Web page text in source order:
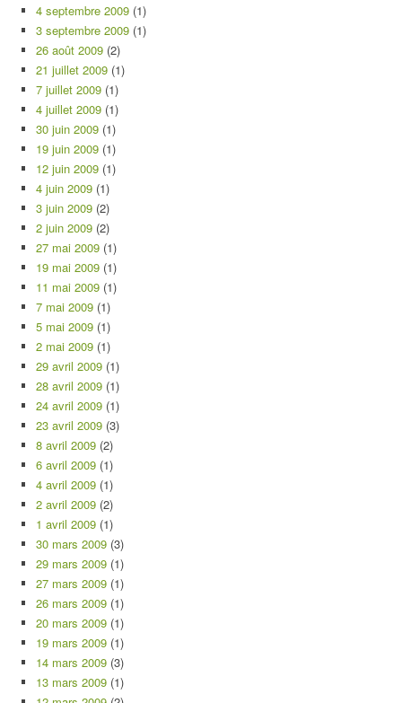
4 septembre 2009 (1)
3 septembre 2009 (1)
26 août 2009 (2)
21 juillet 2009 (1)
7 juillet 2009 (1)
4 juillet 2009 (1)
30 juin 2009 (1)
19 juin 2009 (1)
12 juin 2009 (1)
4 juin 2009 (1)
3 juin 2009 (2)
2 juin 2009 (2)
27 mai 2009 (1)
19 mai 2009 (1)
11 mai 2009 (1)
7 mai 2009 (1)
5 mai 2009 (1)
2 mai 2009 (1)
29 avril 2009 (1)
28 avril 2009 (1)
24 avril 2009 (1)
23 avril 2009 (3)
8 avril 2009 (2)
6 avril 2009 (1)
4 avril 2009 (1)
2 avril 2009 (2)
1 avril 2009 (1)
30 mars 2009 (3)
29 mars 2009 (1)
27 mars 2009 (1)
26 mars 2009 (1)
20 mars 2009 (1)
19 mars 2009 (1)
14 mars 2009 (3)
13 mars 2009 (1)